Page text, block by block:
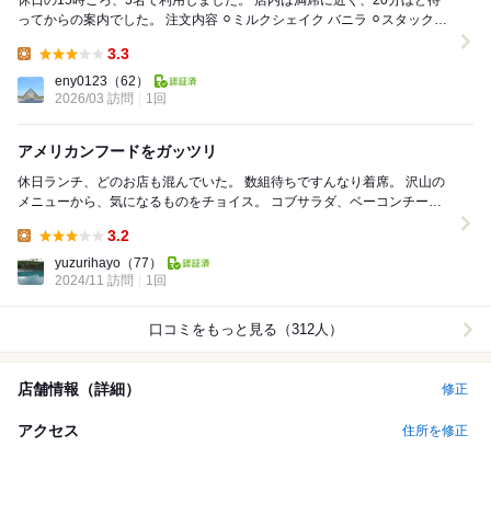
ってからの案内でした。 注文内容 ⚪︎ミルクシェイク バニラ ⚪︎スタックド
3.3
eny0123 （62）
2026/03 訪問
1回
アメリカンフードをガッツリ
休日ランチ、どのお店も混んでいた。 数組待ちですんなり着席。 沢山の
メニューから、気になるものをチョイス。 コブサラダ、ベーコンチーズ
3.2
yuzurihayo （77）
2024/11 訪問
1回
口コミをもっと見る（312人）
店舗情報（詳細） 修正
アクセス 住所を修正